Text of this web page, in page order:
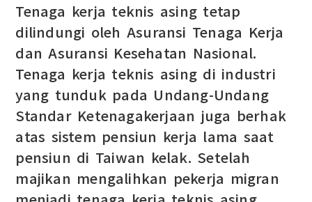
Tenaga kerja teknis asing tetap
dilindungi oleh Asuransi Tenaga Kerja
dan Asuransi Kesehatan Nasional.
Tenaga kerja teknis asing di industri
yang tunduk pada Undang-Undang
Standar Ketenagakerjaan juga berhak
atas sistem pensiun kerja lama saat
pensiun di Taiwan kelak. Setelah
majikan mengalihkan pekerja migran